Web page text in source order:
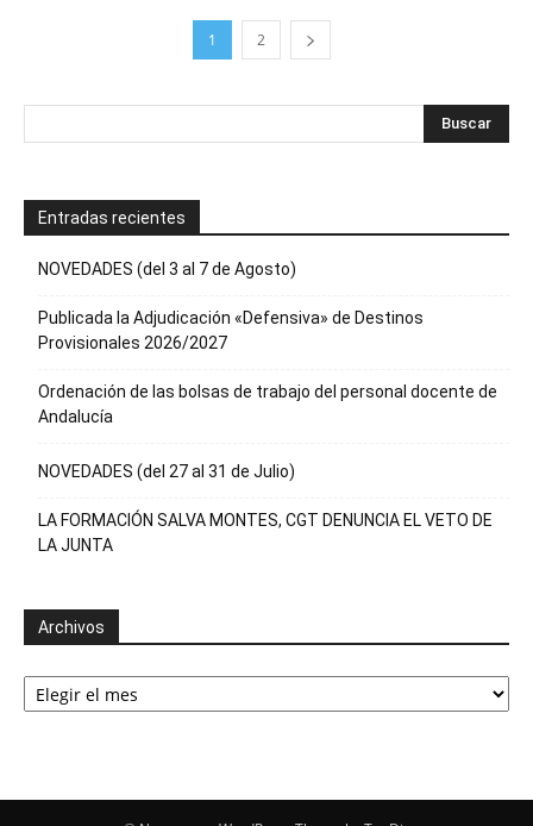
1 2
Entradas recientes
NOVEDADES (del 3 al 7 de Agosto)
Publicada la Adjudicación «Defensiva» de Destinos
Provisionales 2026/2027
Ordenación de las bolsas de trabajo del personal docente de
Andalucía
NOVEDADES (del 27 al 31 de Julio)
LA FORMACIÓN SALVA MONTES, CGT DENUNCIA EL VETO DE
LA JUNTA
Archivos
Archivos